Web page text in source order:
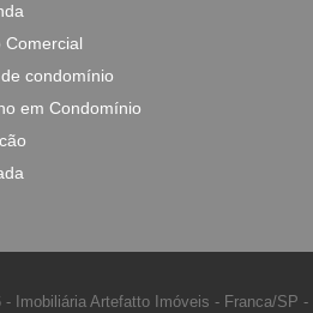
Comercial
condomínio
em Condomínio
- Imobiliária Artefatto Imóveis - Franca/SP -